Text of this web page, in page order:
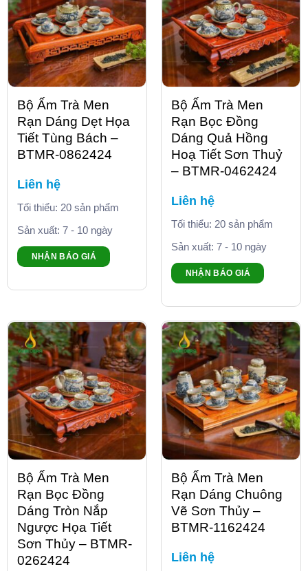
Bộ Ấm Trà Men
Rạn Dáng Dẹt Họa
Tiết Tùng Bách –
BTMR-0862424
Liên hệ
Tối thiểu: 20 sản phẩm
Sản xuất: 7 - 10 ngày
NHẬN BÁO GIÁ
Bộ Ấm Trà Men
Rạn Bọc Đồng
Dáng Quả Hồng
Hoạ Tiết Sơn Thuỷ
– BTMR-0462424
Liên hệ
Tối thiểu: 20 sản phẩm
Sản xuất: 7 - 10 ngày
NHẬN BÁO GIÁ
Bộ Ấm Trà Men
Rạn Bọc Đồng
Dáng Tròn Nắp
Ngược Họa Tiết
Sơn Thủy – BTMR-
0262424
Bộ Ấm Trà Men
Rạn Dáng Chuông
Vẽ Sơn Thủy –
BTMR-1162424
Liên hệ